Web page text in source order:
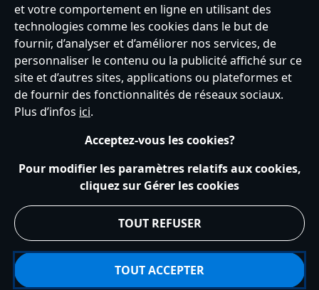
France
Service clients Conditions d’utilisation
Trouver un magasin
Plan du site
Règles de respect de la vie privée
Politique de cookies
Notice relative à la confidentialité
Conditions générales de vente
et votre comportement en ligne en utilisant des
technologies comme les cookies dans le but de
fournir, d’analyser et d’améliorer nos services, de
personnaliser le contenu ou la publicité affiché sur ce
site et d’autres sites, applications ou plateformes et
de fournir des fonctionnalités de réseaux sociaux.
Plus d’infos ici.
Acceptez-vous les cookies?
Pour modifier les paramètres relatifs aux cookies,
cliquez sur Gérer les cookies
TOUT REFUSER
TOUT ACCEPTER